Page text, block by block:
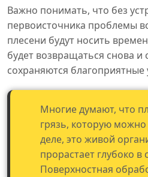
Важно понимать, что без
первоисточника проблемы
плесени будут носить
будет возвращаться снова и
сохраняются благоприятные
Многие думают, что
грязь, которую
деле, это живой
прорастает глубоко в
Поверхностная